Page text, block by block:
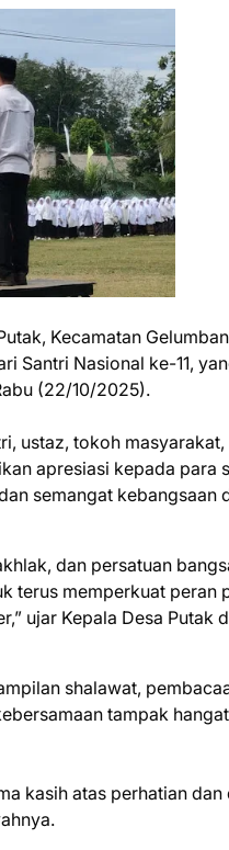
Kecamatan
Santri Nasional ke-11,
(22/10/2025).
ustaz, tokoh
apresiasi kepada para
semangat kebangsaan
dan persatuan
terus memperkuat peran
ujar Kepala Desa Putak
shalawat,
tampak
kasih atas perhatian dan